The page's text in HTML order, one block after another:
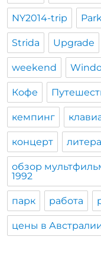
NY2014-trip
Strida Upgrade
weekend
Кофе
кемпинг
концерт
обзор
1992
парк работа
цены в